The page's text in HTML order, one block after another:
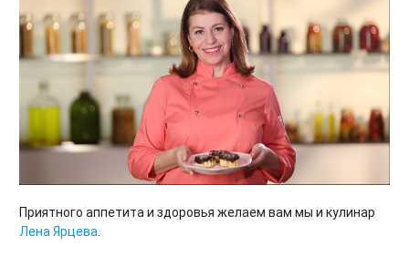
Приятного аппетита и здоровья желаем вам мы и кулинар
Лена Ярцева.